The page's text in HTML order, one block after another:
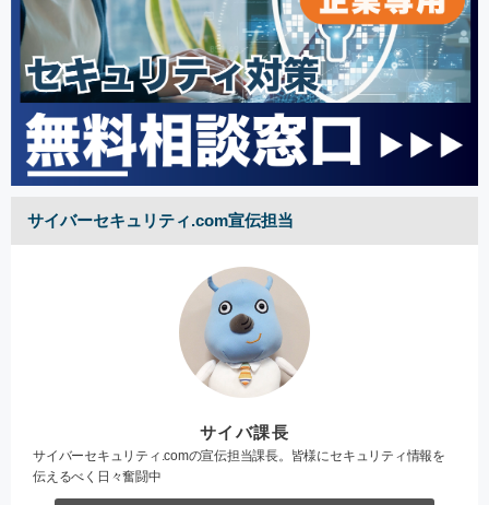
サイバーセキュリティ.com宣伝担当
サイバ課長
サイバーセキュリティ.comの宣伝担当課長。皆様にセキュリティ情報を
伝えるべく日々奮闘中